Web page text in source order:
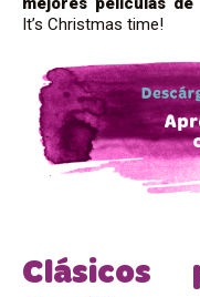
It’s Christmas time!